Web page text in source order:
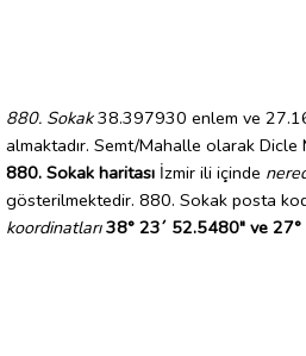
880. Sokak38.397930 enlem ve
almaktadır. Semt/Mahalle olarak Dicle
880. Sokak haritası İzmir ili içinde
gösterilmektedir. 880. Sokak posta
koordinatları 38° 23´ 52.5480" ve